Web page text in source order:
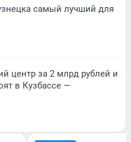
самый лучший для
центр за 2 млрд рублей и
в Кузбассе —